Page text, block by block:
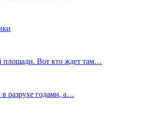
площади. Вот кто ждет там…
в разрухе годами, а…